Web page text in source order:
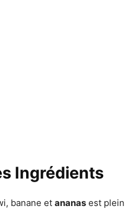
Ingrédients
banane et ananas est plein